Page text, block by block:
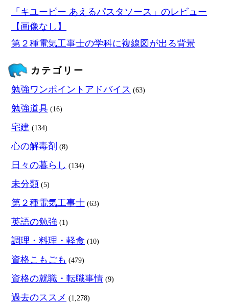
「キユーピー あえるパスタソース」のレビュー
【画像なし】
第２種電気工事士の学科に複線図が出る背景
カテゴリー
勉強ワンポイントアドバイス (63)
勉強道具 (16)
宅建 (134)
心の解毒剤 (8)
日々の暮らし (134)
未分類 (5)
第２種電気工事士 (63)
英語の勉強 (1)
調理・料理・軽食 (10)
資格こもごも (479)
資格の就職・転職事情 (9)
過去のススメ (1,278)